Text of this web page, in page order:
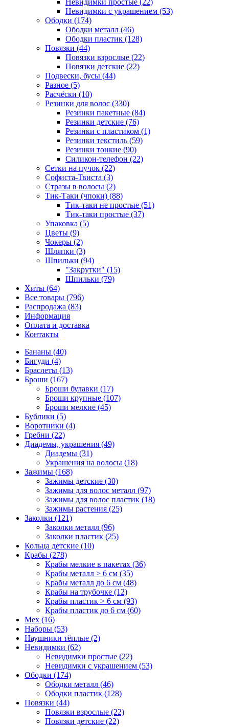
Невидимки простые (22)
Невидимки с украшением (53)
Ободки (174)
Ободки металл (46)
Ободки пластик (128)
Повязки (44)
Повязки взрослые (22)
Повязки детские (22)
Подвески, бусы (44)
Разное (5)
Расчёски (10)
Резинки для волос (330)
Резинки пакетные (84)
Резинки детские (76)
Резинки с пластиком (1)
Резинки текстиль (59)
Резинки тонкие (90)
Силикон-телефон (22)
Сетки на пучок (22)
Софиста-Твиста (3)
Стразы в волосы (2)
Тик-Таки (чпоки) (88)
Тик-таки не простые (51)
Тик-таки простые (37)
Упаковка (5)
Цветы (9)
Чокеры (2)
Шляпки (3)
Шпильки (94)
"Закрутки" (15)
Шпильки (79)
Хиты (64)
Все товары (796)
Распродажа (83)
Информация
Оплата и доставка
Контакты
Бананы (40)
Бигуди (4)
Браслеты (13)
Броши (167)
Броши булавки (17)
Броши крупные (107)
Броши мелкие (45)
Бублики (5)
Воротники (4)
Гребни (22)
Диадемы, украшения (49)
Диадемы (31)
Украшения на волосы (18)
Зажимы (168)
Зажимы детские (30)
Зажимы для волос металл (97)
Зажимы для волос пластик (18)
Зажимы растения (25)
Заколки (121)
Заколки металл (96)
Заколки пластик (25)
Кольца детские (10)
Крабы (278)
Крабы мелкие в пакетах (36)
Крабы металл > 6 см (35)
Крабы металл до 6 см (48)
Крабы на трубочке (12)
Крабы пластик > 6 см (93)
Крабы пластик до 6 см (60)
Мех (16)
Наборы (53)
Наушники тёплые (2)
Невидимки (62)
Невидимки простые (22)
Невидимки с украшением (53)
Ободки (174)
Ободки металл (46)
Ободки пластик (128)
Повязки (44)
Повязки взрослые (22)
Повязки детские (22)